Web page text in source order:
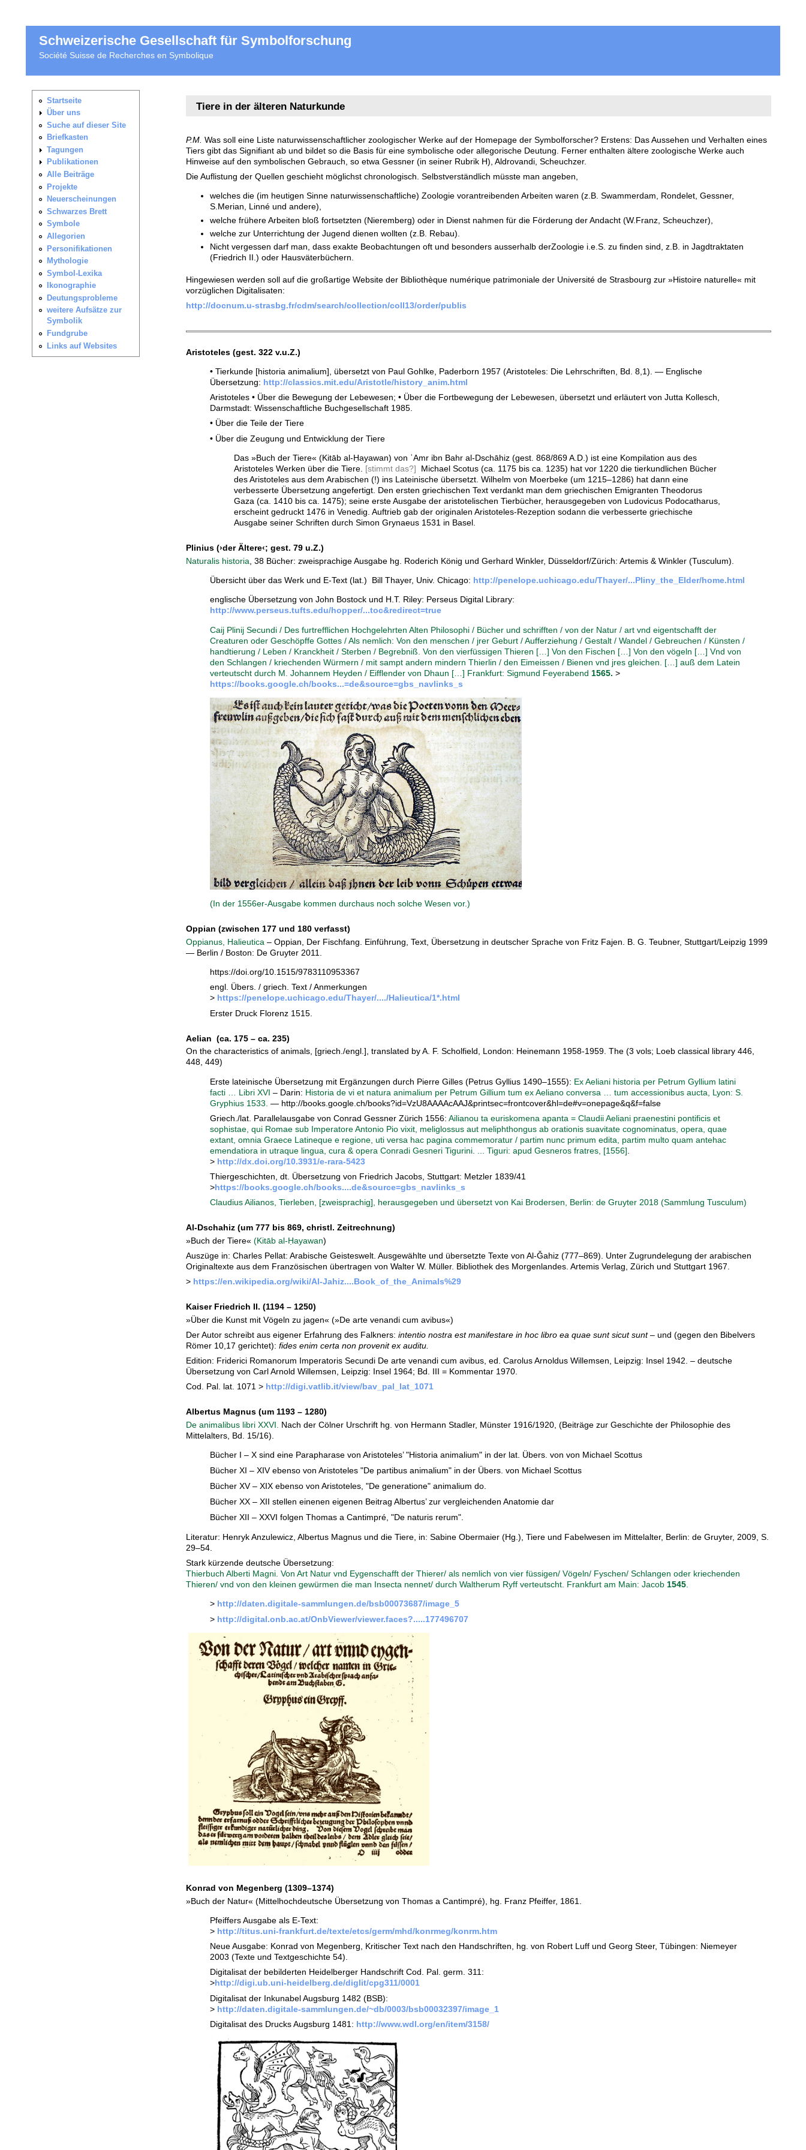
Schweizerische Gesellschaft für Symbolforschung
Société Suisse de Recherches en Symbolique
Tiere in der älteren Naturkunde
P.M. Was soll eine Liste naturwissenschaftlicher zoologischer Werke auf der Homepage der Symbolforscher? Erstens: Das Aussehen und Verhalten eines
Tiers gibt das Signifiant ab und bildet so die Basis für eine symbolische oder allegorische Deutung. Ferner enthalten ältere zoologische Werke auch
Hinweise auf den symbolischen Gebrauch, so etwa Gessner (in seiner Rubrik H), Aldrovandi, Scheuchzer.
Die Auflistung der Quellen geschieht möglichst chronologisch. Selbstverständlich müsste man angeben,
welches die (im heutigen Sinne naturwissenschaftliche) Zoologie vorantreibenden Arbeiten waren (z.B. Swammerdam, Rondelet, Gessner,
S.Merian, Linné und andere),
welche frühere Arbeiten bloß fortsetzten (Nieremberg) oder in Dienst nahmen für die Förderung der Andacht (W.Franz, Scheuchzer),
welche zur Unterrichtung der Jugend dienen wollten (z.B. Rebau).
Nicht vergessen darf man, dass exakte Beobachtungen oft und besonders ausserhalb derZoologie i.e.S. zu finden sind, z.B. in Jagdtraktaten
(Friedrich II.) oder Hausväterbüchern.
Hingewiesen werden soll auf die großartige Website der Bibliothèque numérique patrimoniale der Université de Strasbourg zur »Histoire naturelle« mit
vorzüglichen Digitalisaten:
http://docnum.u-strasbg.fr/cdm/search/collection/coll13/order/publis
Aristoteles(gest. 322 v.u.Z.)
• Tierkunde [historia animalium], übersetzt von Paul Gohlke, Paderborn 1957 (Aristoteles: Die Lehrschriften, Bd. 8,1). — Englische
Übersetzung: http://classics.mit.edu/Aristotle/history_anim.html
Aristoteles • Über die Bewegung der Lebewesen; • Über die Fortbewegung der Lebewesen, übersetzt und erläutert von Jutta Kollesch,
Darmstadt: Wissenschaftliche Buchgesellschaft 1985.
• Über die Teile der Tiere
• Über die Zeugung und Entwicklung der Tiere
Das »Buch der Tiere« (Kitāb al-Ḥayawan) von ʿAmr ibn Bahr al-Dschāhiz (gest. 868/869 A.D.) ist eine Kompilation aus des
Aristoteles Werken über die Tiere. [stimmt das?] Michael Scotus (ca. 1175 bis ca. 1235) hat vor 1220 die tierkundlichen Bücher
des Aristoteles aus dem Arabischen (!) ins Lateinische übersetzt. Wilhelm von Moerbeke (um 1215–1286) hat dann eine
verbesserte Übersetzung angefertigt. Den ersten griechischen Text verdankt man dem griechischen Emigranten Theodorus
Gaza (ca. 1410 bis ca. 1475); seine erste Ausgabe der aristotelischen Tierbücher, herausgegeben von Ludovicus Podocatharus,
erscheint gedruckt 1476 in Venedig. Auftrieb gab der originalen Aristoteles-Rezeption sodann die verbesserte griechische
Ausgabe seiner Schriften durch Simon Grynaeus 1531 in Basel.
Plinius(›der Ältere‹; gest. 79 u.Z.)
Naturalis historia , 38 Bücher: zweisprachige Ausgabe hg. Roderich König und Gerhard Winkler, Düsseldorf/Zürich: Artemis & Winkler (Tusculum).
Übersicht über das Werk und E-Text (lat.) Bill Thayer, Univ. Chicago: http://penelope.uchicago.edu/Thayer/...Pliny_the_Elder/home.html
englische Übersetzung von John Bostock und H.T. Riley: Perseus Digital Library:
http://www.perseus.tufts.edu/hopper/...toc&redirect=true
Caij Plinij Secundi / Des furtrefflichen Hochgelehrten Alten Philosophi / Bücher und schrifften / von der Natur / art vnd eigentschafft der
Creaturen oder Geschöpffe Gottes / Als nemlich: Von den menschen / jrer Geburt / Aufferziehung / Gestalt / Wandel / Gebreuchen / Künsten /
handtierung / Leben / Kranckheit / Sterben / Begrebniß. Von den vierfüssigen Thieren […] Von den Fischen […] Von den vögeln […] Vnd von
den Schlangen / kriechenden Würmern / mit sampt andern mindern Thierlin / den Eimeissen / Bienen vnd jres gleichen. […] auß dem Latein
verteutscht durch M. Johannem Heyden / Eifflender von Dhaun […] Frankfurt: Sigmund Feyerabend 1565. >
https://books.google.ch/books...=de&source=gbs_navlinks_s
(In der 1556er-Ausgabe kommen durchaus noch solche Wesen vor.)
Oppian (zwischen 177 und 180 verfasst)
Oppianus, Halieutica – Oppian, Der Fischfang. Einführung, Text, Übersetzung in deutscher Sprache von Fritz Fajen. B. G. Teubner, Stuttgart/Leipzig 1999
— Berlin / Boston: De Gruyter 2011.
https://doi.org/10.1515/9783110953367
engl. Übers. / griech. Text / Anmerkungen
> https://penelope.uchicago.edu/Thayer/..../Halieutica/1*.html
Erster Druck Florenz 1515.
Aelian (ca. 175 – ca. 235)
On the characteristics of animals, [griech./engl.], translated by A. F. Scholfield, London: Heinemann 1958-1959. The (3 vols; Loeb classical library 446,
448, 449)
Erste lateinische Übersetzung mit Ergänzungen durch Pierre Gilles (Petrus Gyllius 1490–1555): Ex Aeliani historia per Petrum Gyllium latini
facti … Libri XVI – Darin: Historia de vi et natura animalium per Petrum Gillium tum ex Aeliano conversa … tum accessionibus aucta, Lyon: S.
Gryphius 1533. — http://books.google.ch/books?id=VzU8AAAAcAAJ&printsec=frontcover&hl=de#v=onepage&q&f=false
Griech./lat. Parallelausgabe von Conrad Gessner Zürich 1556: Ailianou ta euriskomena apanta = Claudii Aeliani praenestini pontificis et
sophistae, qui Romae sub Imperatore Antonio Pio vixit, meliglossus aut meliphthongus ab orationis suavitate cognominatus, opera, quae
extant, omnia Graece Latineque e regione, uti versa hac pagina commemoratur / partim nunc primum edita, partim multo quam antehac
emendatiora in utraque lingua, cura & opera Conradi Gesneri Tigurini. ... Tiguri: apud Gesneros fratres, [1556]
> http://dx.doi.org/10.3931/e-rara-5423
Thiergeschichten, dt. Übersetzung von Friedrich Jacobs, Stuttgart: Metzler 1839/41
>https://books.google.ch/books....de&source=gbs_navlinks_s
Claudius Ailianos, Tierleben, [zweisprachig], herausgegeben und übersetzt von Kai Brodersen, Berlin: de Gruyter 2018 (Sammlung Tusculum)
Al-Dschahiz (um 777 bis 869, christl. Zeitrechnung)
»Buch der Tiere« (Kitāb al-Ḥayawan)
Auszüge in: Charles Pellat: Arabische Geisteswelt. Ausgewählte und übersetzte Texte von Al-Ǧahiz (777–869). Unter Zugrundelegung der arabischen
Originaltexte aus dem Französischen übertragen von Walter W. Müller. Bibliothek des Morgenlandes. Artemis Verlag, Zürich und Stuttgart 1967.
> https://en.wikipedia.org/wiki/Al-Jahiz....Book_of_the_Animals%29
Kaiser Friedrich II. (1194 – 1250)
»Über die Kunst mit Vögeln zu jagen« (»De arte venandi cum avibus«)
Der Autor schreibt aus eigener Erfahrung des Falkners: intentio nostra est manifestare in hoc libro ea quae sunt sicut sunt– und (gegen den Bibelvers
Römer 10,17 gerichtet): fides enim certa non provenit ex auditu.
Edition: Friderici Romanorum Imperatoris Secundi De arte venandi cum avibus, ed. Carolus Arnoldus Willemsen, Leipzig: Insel 1942. – deutsche
Übersetzung von Carl Arnold Willemsen, Leipzig: Insel 1964; Bd. III = Kommentar 1970.
Cod. Pal. lat. 1071 > http://digi.vatlib.it/view/bav_pal_lat_1071
Albertus Magnus(um 1193 – 1280)
De animalibus libri XXVI.
Nach der Cölner Urschrift hg. von Hermann Stadler, Münster 1916/1920, (Beiträge zur Geschichte der Philosophie des
Mittelalters, Bd. 15/16).
Bücher I – X sind eine Parapharase von Aristoteles’ "Historia animalium" in der lat. Übers. von von Michael Scottus
Bücher XI – XIV ebenso von Aristoteles "De partibus animalium" in der Übers. von Michael Scottus
Bücher XV – XIX ebenso von Aristoteles, "De generatione" animalium do.
Bücher XX – XII stellen einenen eigenen Beitrag Albertus’ zur vergleichenden Anatomie dar
Bücher XII – XXVI folgen Thomas a Cantimpré, "De naturis rerum".
Literatur: Henryk Anzulewicz, Albertus Magnus und die Tiere, in: Sabine Obermaier (Hg.), Tiere und Fabelwesen im Mittelalter, Berlin: de Gruyter, 2009, S.
29–54.
Stark kürzende deutsche Übersetzung:
Thierbuch Alberti Magni. Von Art Natur vnd Eygenschafft der Thierer/ als nemlich von vier füssigen/ Vögeln/ Fyschen/ Schlangen oder kriechenden
Thieren/ vnd von den kleinen gewürmen die man Insecta nennet/ durch Waltherum Ryff verteutscht. Frankfurt am Main: Jacob 1545.
> http://daten.digitale-sammlungen.de/bsb00073687/image_5
> http://digital.onb.ac.at/OnbViewer/viewer.faces?.....177496707
Konrad von Megenberg (1309–1374)
»Buch der Natur« (Mittelhochdeutsche Übersetzung von Thomas a Cantimpré), hg. Franz Pfeiffer, 1861.
Pfeiffers Ausgabe als E-Text:
> http://titus.uni-frankfurt.de/texte/etcs/germ/mhd/konrmeg/konrm.htm
Neue Ausgabe: Konrad von Megenberg, Kritischer Text nach den Handschriften, hg. von Robert Luff und Georg Steer, Tübingen: Niemeyer
2003 (Texte und Textgeschichte 54).
Digitalisat der bebilderten Heidelberger Handschrift Cod. Pal. germ. 311:
>http://digi.ub.uni-heidelberg.de/diglit/cpg311/0001
Digitalisat der Inkunabel Augsburg 1482 (BSB):
> http://daten.digitale-sammlungen.de/~db/0003/bsb00032397/image_1
Digitalisat des Drucks Augsburg 1481: http://www.wdl.org/en/item/3158/